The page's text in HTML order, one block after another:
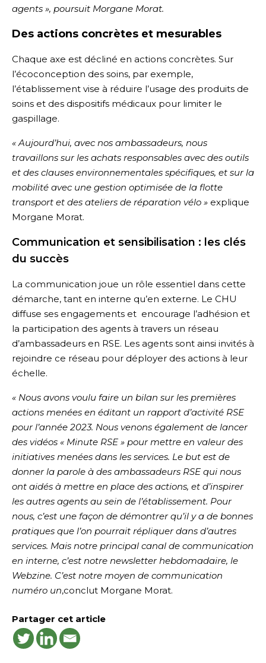
agents », poursuit Morgane Morat.
Des actions concrètes et mesurables
Chaque axe est décliné en actions concrètes. Sur
l’écoconception des soins, par exemple,
l’établissement vise à réduire l’usage des produits de
soins et des dispositifs médicaux pour limiter le
gaspillage.
« Aujourd’hui, avec nos ambassadeurs, nous
travaillons sur les achats responsables avec des outils
et des clauses environnementales spécifiques, et sur la
mobilité avec une gestion optimisée de la flotte
transport et des ateliers de réparation vélo » explique
Morgane Morat.
Communication et sensibilisation : les clés
du succès
La communication joue un rôle essentiel dans cette
démarche, tant en interne qu’en externe. Le CHU
diffuse ses engagements et encourage l’adhésion et
la participation des agents à travers un réseau
d’ambassadeurs en RSE. Les agents sont ainsi invités à
rejoindre ce réseau pour déployer des actions à leur
échelle.
« Nous avons voulu faire un bilan sur les premières
actions menées en éditant un rapport d’activité RSE
pour l’année 2023. Nous venons également de lancer
des vidéos « Minute RSE » pour mettre en valeur des
initiatives menées dans les services. Le but est de
donner la parole à des ambassadeurs RSE qui nous
ont aidés à mettre en place des actions, et d’inspirer
les autres agents au sein de l’établissement. Pour
nous, c’est une façon de démontrer qu’il y a de bonnes
pratiques que l’on pourrait répliquer dans d’autres
services. Mais notre principal canal de communication
en interne, c’est notre newsletter hebdomadaire, le
Webzine. C’est notre moyen de communication
numéro un,conclut Morgane Morat.
Partager cet article